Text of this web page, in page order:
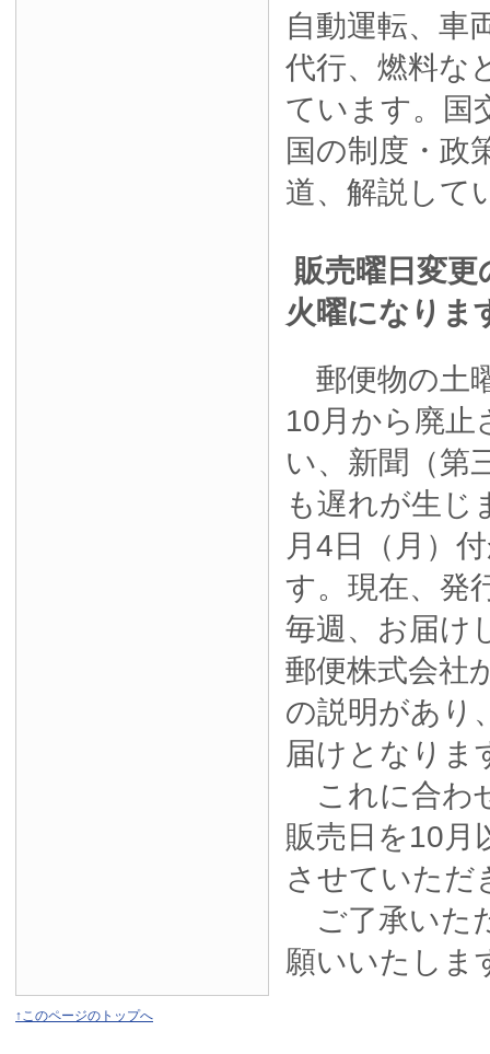
自動運転、車
代行、燃料な
ています。国
国の制度・政
道、解説して
販売曜日変
火曜になりま
郵便物の土
10月から廃止
い、新聞（第
も遅れが生じ
月4日（月）
す。現在、発
毎週、お届け
郵便株式会社
の説明があり
届けとなりま
これに合わ
販売日を10月
させていただ
ご了承いた
願いいたしま
↑このページのトップへ